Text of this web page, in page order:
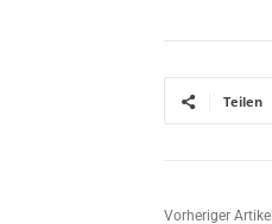
Teilen
Vorheriger Artikel